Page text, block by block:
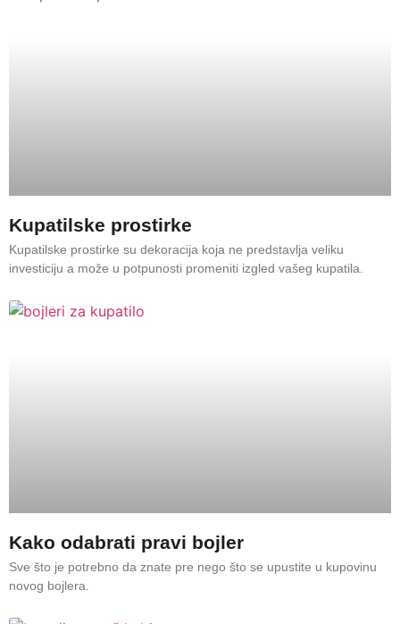
Kupatilske prostirke
Kupatilske prostirke su dekoracija koja ne predstavlja veliku
investiciju a može u potpunosti promeniti izgled vašeg kupatila.
Kako odabrati pravi bojler
Sve što je potrebno da znate pre nego što se upustite u kupovinu
novog bojlera.